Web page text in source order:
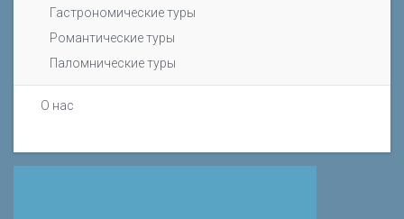
Гастрономические туры
Романтические туры
Паломнические туры
О нас